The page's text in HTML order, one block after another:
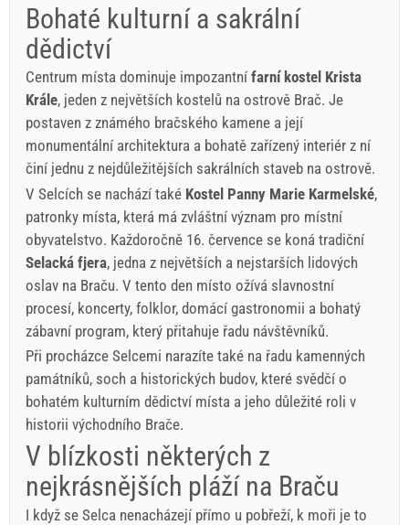
Bohaté kulturní a sakrální
dědictví
Centrum místa dominuje impozantní farní kostel Krista
Krále, jeden z největších kostelů na ostrově Brač. Je
postaven z známého bračského kamene a její
monumentální architektura a bohatě zařízený interiér z ní
činí jednu z nejdůležitějších sakrálních staveb na ostrově.
V Selcích se nachází také Kostel Panny Marie Karmelské,
patronky místa, která má zvláštní význam pro místní
obyvatelstvo. Každoročně 16. července se koná tradiční
Selacká fjera, jedna z největších a nejstarších lidových
oslav na Braču. V tento den místo ožívá slavnostní
procesí, koncerty, folklor, domácí gastronomii a bohatý
zábavní program, který přitahuje řadu návštěvníků.
Při procházce Selcemi narazíte také na řadu kamenných
památníků, soch a historických budov, které svědčí o
bohatém kulturním dědictví místa a jeho důležité roli v
historii východního Brače.
V blízkosti některých z
nejkrásnějších pláží na Braču
I když se Selca nenacházejí přímo u pobřeží, k moři je to